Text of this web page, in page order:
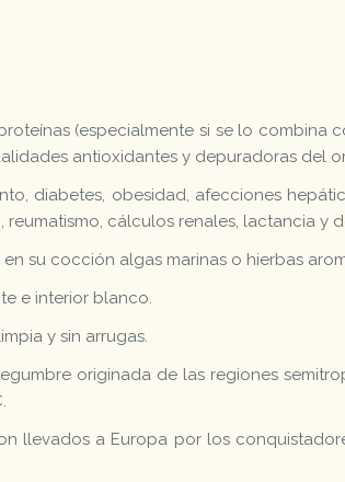
(especialmente si se lo combina
antioxidantes y depuradoras del
diabetes, obesidad, afecciones
cálculos renales, lactancia y
su cocción algas marinas o hierbas
e interior blanco.
y sin arrugas.
originada de las regiones
llevados a Europa por los